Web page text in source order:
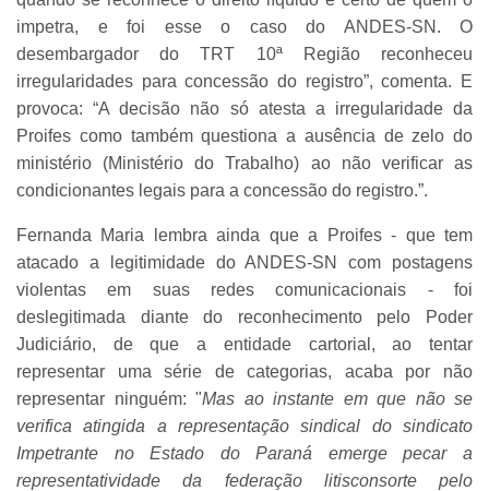
impetra, e foi esse o caso do ANDES-SN. O
desembargador do TRT 10ª Região reconheceu
irregularidades para concessão do registro”, comenta. E
provoca: “A decisão não só atesta a irregularidade da
Proifes como também questiona a ausência de zelo do
ministério (Ministério do Trabalho) ao não verificar as
condicionantes legais para a concessão do registro.”.
Fernanda Maria lembra ainda que a Proifes - que tem
atacado a legitimidade do ANDES-SN com postagens
violentas em suas redes comunicacionais - foi
deslegitimada diante do reconhecimento pelo Poder
Judiciário, de que a entidade cartorial, ao tentar
representar uma série de categorias, acaba por não
representar ninguém: "Mas ao instante em que não se
verifica atingida a representação sindical do sindicato
Impetrante no Estado do Paraná emerge pecar a
representatividade da federação litisconsorte pelo